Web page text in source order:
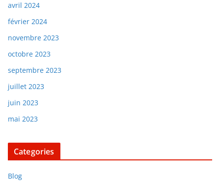
avril 2024
février 2024
novembre 2023
octobre 2023
septembre 2023
juillet 2023
juin 2023
mai 2023
Categories
Blog